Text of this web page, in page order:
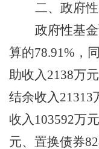
二、政府
政府性基
算的78.91% ，
助收入2138万元
结余收入21313
收入 103592万元
元、置换债券